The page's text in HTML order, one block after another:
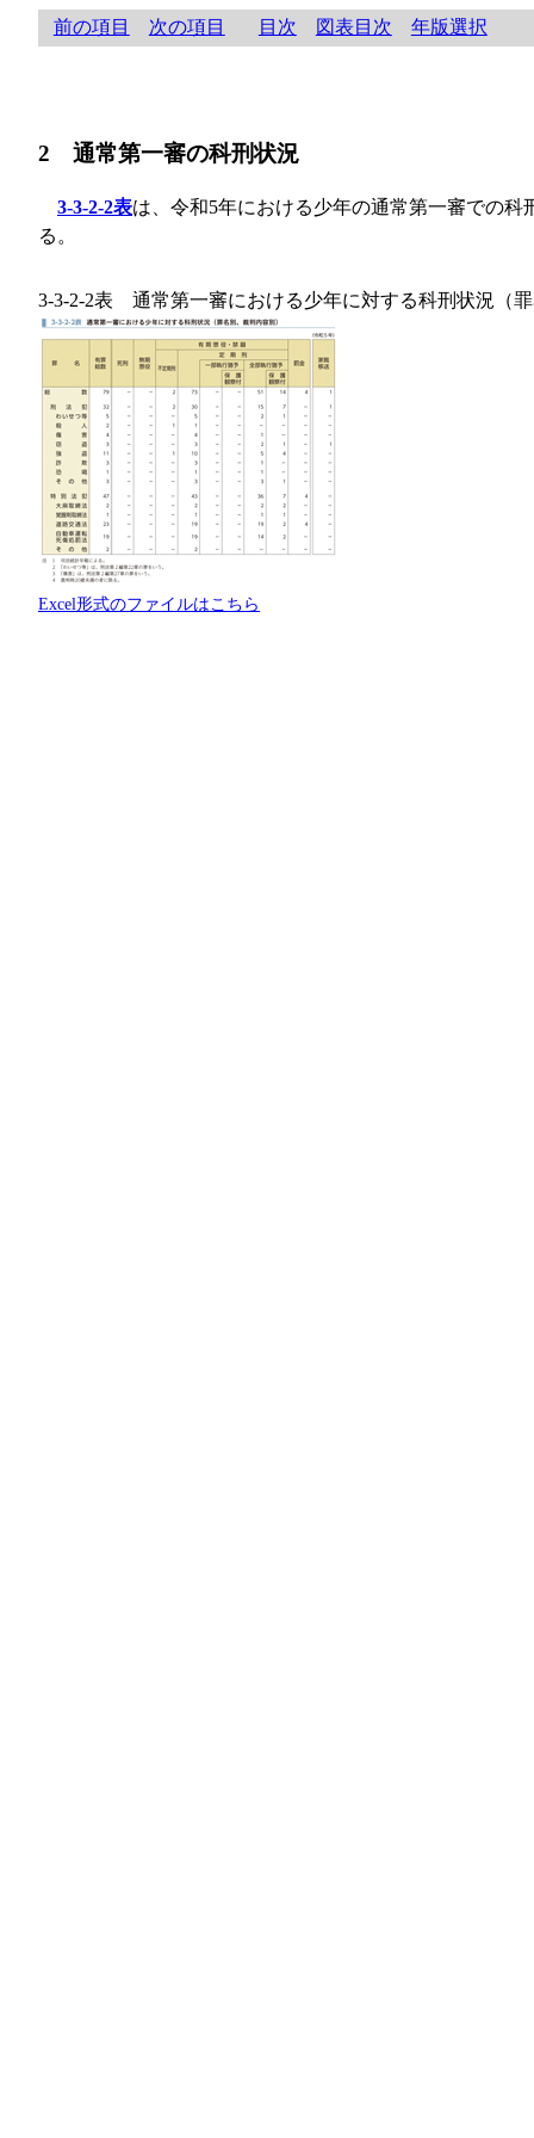
前の項目 次の項目 目次 図表目次 年版選択
2 通常第一審の科刑状況
3-3-2-2表は、令和5年における少年の通常第一審での
る。
3-3-2-2表 通常第一審における少年に対する科刑状況（
Excel形式のファイルはこちら